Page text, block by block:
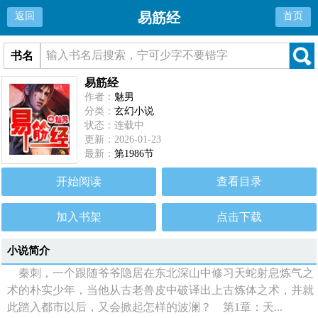
返回 易筋经 首页
书名
易筋经
作者： 魅男
分类：玄幻小说
状态：连载中
更新：2026-01-23
最新：第1986节
开始阅读 查看目录
加入书架 点击下载
小说简介
秦刺，一个跟随爷爷隐居在东北深山中修习天蛇射息炼气之
术的朴实少年，当他从古老兽皮中破译出上古炼体之术，并就
此踏入都市以后，又会掀起怎样的波澜？ 第1章：天...